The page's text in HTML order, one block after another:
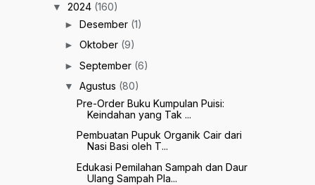
▼ 2024 (160)
► Desember (1)
► Oktober (9)
► September (6)
▼ Agustus (80)
Pre-Order Buku Kumpulan Puisi:
Keindahan yang Tak ...
Pembuatan Pupuk Organik Cair dari
Nasi Basi oleh T...
Edukasi Pemilahan Sampah dan Daur
Ulang Sampah Pla...